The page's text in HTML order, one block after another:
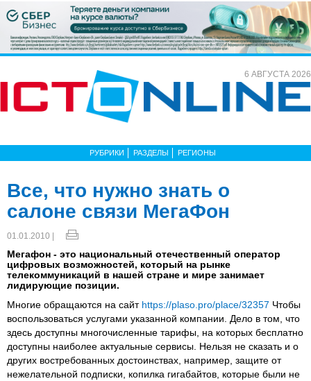
6 АВГУСТА 2026
РУБРИКИ РАЗДЕЛЫ РЕГИОНЫ
Все, что нужно знать о
салоне связи МегаФон
01.01.2010 |
Мегафон - это национальный отечественный оператор
цифровых возможностей, который на рынке
телекоммуникаций в нашей стране и мире занимает
лидирующие позиции.
Многие обращаются на сайт https://plaso.pro/place/32357 Чтобы
воспользоваться услугами указанной компании. Дело в том, что
здесь доступны многочисленные тарифы, на которых бесплатно
доступны наиболее актуальные сервисы. Нельзя не сказать и о
других востребованных достоинствах, например, защите от
нежелательной подписки, копилка гигабайтов, которые были не